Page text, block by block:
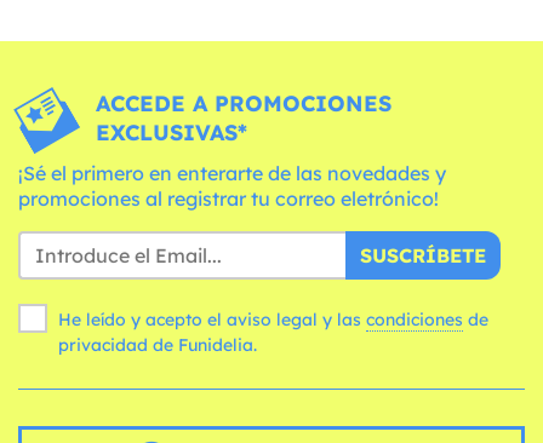
ACCEDE A PROMOCIONES
EXCLUSIVAS*
¡Sé el primero en enterarte de las novedades y
promociones al registrar tu correo eletrónico!
SUSCRÍBETE
He leído y acepto el aviso legal y las condiciones
privacidad de Funidelia.